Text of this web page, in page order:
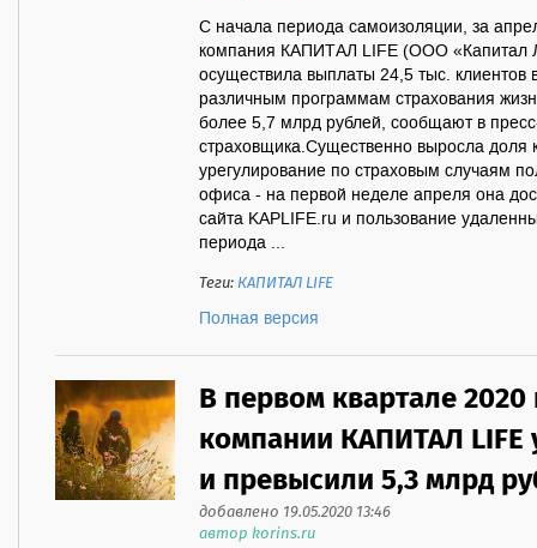
С начала периода самоизоляции, за
компания КАПИТАЛ LIFE (ООО «Капитал
осуществила выплаты 24,5 тыс. клиентов
различным программам страхования
более 5,7 млрд рублей, сообщают в
страховщика.Существенно выросла доля
урегулирование по страховым случаям
офиса - на первой неделе апреля она
сайта KAPLIFE.ru и пользование
периода ...
Теги:КАПИТАЛ LIFE
Полная версия
В первом квартале
компании КАПИТАЛ LIFE
и превысили 5,3 млрд
добавлено 19.05.2020 13:46
автор korins.ru